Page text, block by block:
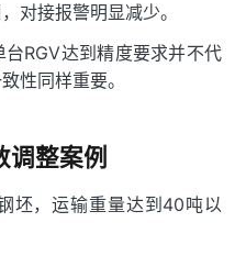
对接报警明显减少。
RGV达到精度要求并不代
性同样重要。
调整案例
坯，运输重量达到40吨以